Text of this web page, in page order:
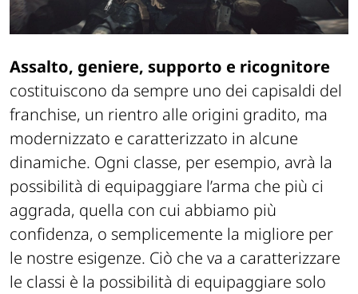
Assalto, geniere, supporto e ricognitore
costituiscono da sempre uno dei capisaldi del
franchise, un rientro alle origini gradito, ma
modernizzato e caratterizzato in alcune
dinamiche. Ogni classe, per esempio, avrà la
possibilità di equipaggiare l’arma che più ci
aggrada, quella con cui abbiamo più
confidenza, o semplicemente la migliore per
le nostre esigenze. Ciò che va a caratterizzare
le classi è la possibilità di equipaggiare solo